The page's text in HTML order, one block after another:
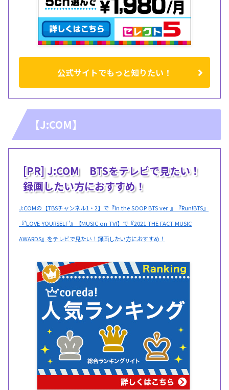
公式サイトでもっと知りたい！
【J:COM】
[PR] J:COM BTSをテレビで見たい！
録画したい方におすすめ！
J:COMの【TBSチャンネル1・2】で『In the SOOP BTS ver. 』『Run!BTS』
『'LOVE YOURSELF'』【MUSIC on TV!】で『2021 THE FACT MUSIC
AWARDS』をテレビで見たい！録画したい方におすすめ！